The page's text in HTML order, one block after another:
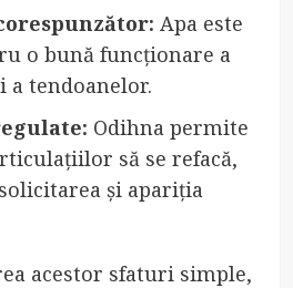
Apa este
o bună funcționare a
tendoanelor.
Odihna permite
să se refacă,
și apariția
acestor sfaturi simple,